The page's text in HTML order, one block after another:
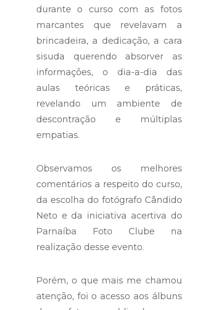
durante o curso com as fotos
marcantes que revelavam a
brincadeira, a dedicação, a cara
sisuda querendo absorver as
informações, o dia-a-dia das
aulas teóricas e práticas,
revelando um ambiente de
descontração e múltiplas
empatias.
Observamos os melhores
comentários a respeito do curso,
da escolha do fotógrafo Cândido
Neto e da iniciativa acertiva do
Parnaíba Foto Clube na
realização desse evento.
Porém, o que mais me chamou
atenção, foi o acesso aos álbuns